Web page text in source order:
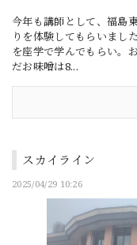
今年も講師として、福島
りを体験してもらいまし
を座学で学んでもらい。
だお味噌は8...
スカイライン
2025/04/29 10:26